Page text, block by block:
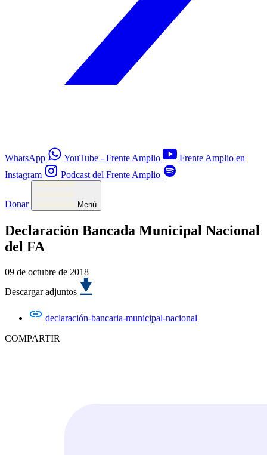
WhatsApp YouTube - Frente Amplio
Frente Amplio en
Instagram
Podcast del Frente Amplio
Donar Menú
Declaración Bancada Municipal Nacional
del FA
09 de octubre de 2018
Descargar adjuntos
declaración-bancaria-municipal-nacional
COMPARTIR